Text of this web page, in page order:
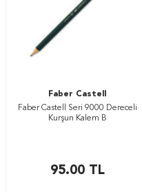
Faber Castell
Faber Castell Seri 9000 Dereceli
Kurşun Kalem B
95.00TL